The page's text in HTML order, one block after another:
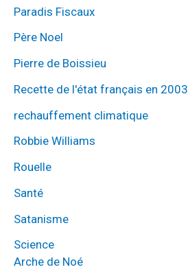
Paradis Fiscaux
Père Noel
Pierre de Boissieu
Recette de l'état français en 2003
rechauffement climatique
Robbie Williams
Rouelle
Santé
Satanisme
Science
Arche de Noé